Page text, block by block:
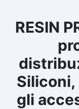
RESIN
gli